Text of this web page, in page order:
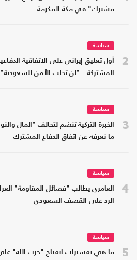
مشترك" في مكة المكرمة
2
سياسة
أول تعليق إيراني على الاتفاقية
المشتركة.. "لن تجلب الأمن للسعودية"
3
سياسة
الخبرة التركية تنضم لتحالف "المال
ما نعرفه عن اتفاق الدفاع المشترك
4
سياسة
العامري يطالب "فصائل المقاومة"
الرد على القصف السعودي
5
سياسة
ما هي تفسيرات انفتاح "حزب الله" على